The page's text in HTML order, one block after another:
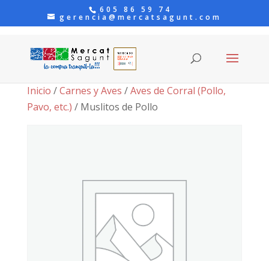
605 86 59 74
gerencia@mercatsagunt.com
Inicio /Carnes y Aves /Aves de Corral (Pollo,
Pavo, etc.) / Muslitos de Pollo